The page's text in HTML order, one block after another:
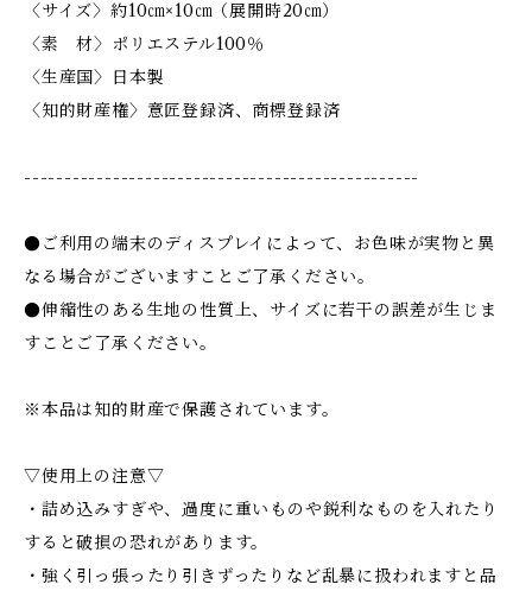
〈サイズ〉約10㎝×10㎝（展開時20㎝）
〈素 材〉ポリエステル100％
〈生産国〉日本製
〈知的財産権〉意匠登録済、商標登録済
-------------------------------------------------
●ご利用の端末のディスプレイによって、お色味が実物と異
なる場合がございますことご了承ください。
●伸縮性のある生地の性質上、サイズに若干の誤差が生じま
すことご了承ください。
※本品は知的財産で保護されています。
▽使用上の注意▽
・詰め込みすぎや、過度に重いものや鋭利なものを入れたり
すると破損の恐れがあります。
・強く引っ張ったり引きずったりなど乱暴に扱われますと品